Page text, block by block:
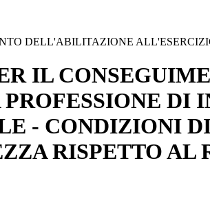
DELL'ABILITAZIONE
IL
DI
- CONDIZIONI
RISPETTO AL